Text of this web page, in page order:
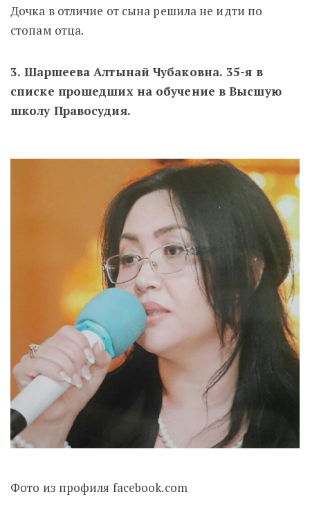
Дочка в отличие от сына решила не идти по
стопам отца.
3. Шаршеева Алтынай Чубаковна. 35-я в
списке прошедших на обучение в Высшую
школу Правосудия.
Фото из профиля facebook.com